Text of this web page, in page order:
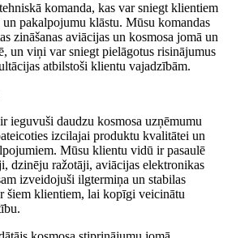
komanda, kas var sniegt klientiem
pakalpojumu klāstu. Mūsu komandas
zināšanas aviācijas un kosmosa jomā un
un viņi var sniegt pielāgotus risinājumus
atbilstoši klientu vajadzībām.
ieguvuši daudzu kosmosa uzņēmumu
izcilajai produktu kvalitātei un
Mūsu klientu vidū ir pasaulē
dzinēju ražotāji, aviācijas elektronikas
izveidojuši ilgtermiņa un stabilas
šiem klientiem, lai kopīgi veicinātu